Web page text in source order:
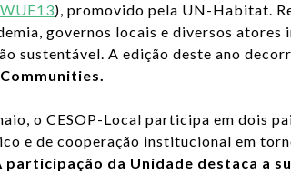
WUF13), promovido pela UN-Habitat.
governos locais e diversos
sustentável. A edição deste ano
o CESOP-Local participa em dois
e de cooperação institucional em
participação da Unidade destaca a